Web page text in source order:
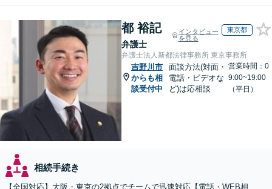
都 裕記
弁護士
インタビュー
を見る
東京都
弁護士法人新都法律事務所 東京事務所
吉野川市
からも相
談受付中
面談方法(対面・
電話・ビデオな
ど)は応相談
営業時間：0
9:00~19:00
（平日）
相続手続き
【全国対応】大阪・東京の2拠点でチームで迅速対応【電話・WEB相